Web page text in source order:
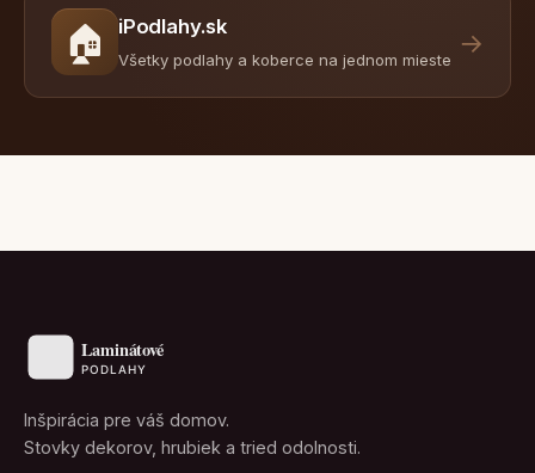
🏠 iPodlahy.sk
Všetky podlahy a koberce na jednom mieste
→
Inšpirácia pre váš domov.
Stovky dekorov, hrubiek a tried odolnosti.